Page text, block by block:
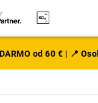
od 60 € | 📍